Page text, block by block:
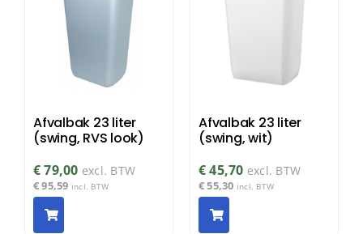
Afvalbak 23 liter
(swing, RVS look)
€79,00 excl. BTW
€95,59 incl. BTW
Afvalbak 23 liter
(swing, wit)
€45,70 excl. BTW
€55,30 incl. BTW